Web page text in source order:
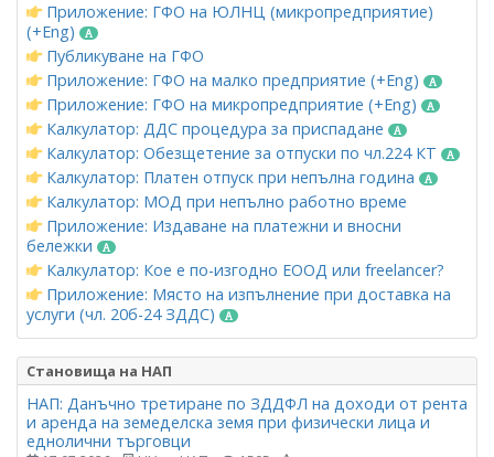
Приложение: ГФО на ЮЛНЦ (микропредприятие)
(+Eng)
Публикуване на ГФО
Приложение: ГФО на малко предприятие (+Eng)
Приложение: ГФО на микропредприятие (+Eng)
Калкулатор: ДДС процедура за приспадане
Калкулатор: Обезщетение за отпуски по чл.224 КТ
Калкулатор: Платен отпуск при непълна година
Калкулатор: МОД при непълно работно време
Приложение: Издаване на платежни и вносни
бележки
Калкулатор: Кое е по-изгодно ЕООД или freelancer?
Приложение: Място на изпълнение при доставка на
услуги (чл. 20б-24 ЗДДС)
Становища на НАП
НАП: Данъчно третиране по ЗДДФЛ на доходи от рента
и аренда на земеделска земя при физически лица и
еднолични търговци